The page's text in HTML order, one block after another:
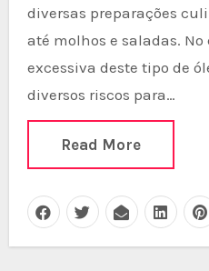
diversas preparações
até molhos e saladas.
excessiva deste tipo de
diversos riscos para…
Read More